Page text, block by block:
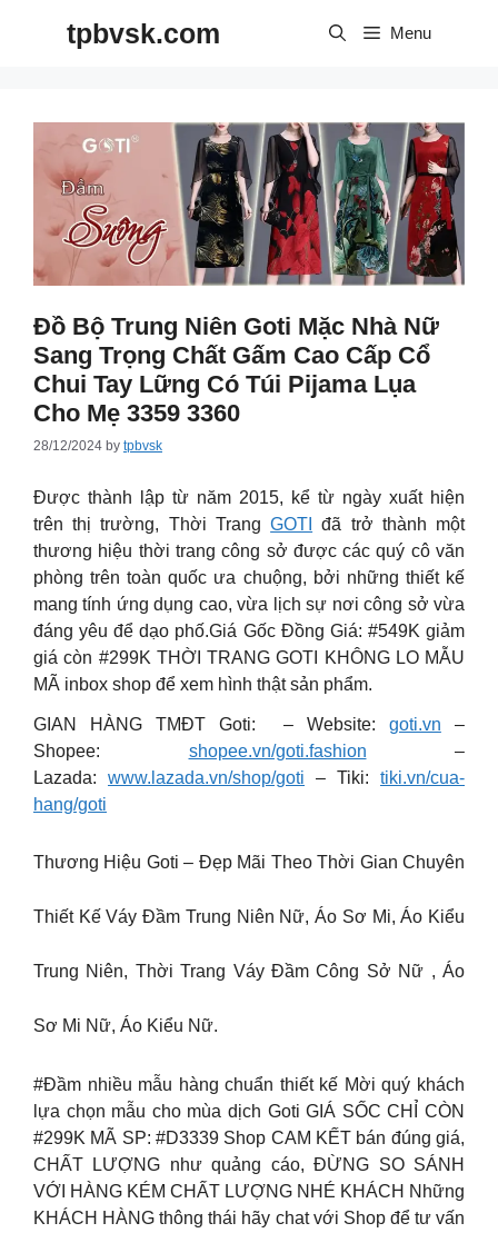
tpbvsk.com Menu
Đồ Bộ Trung Niên Goti Mặc Nhà Nữ
Sang Trọng Chất Gấm Cao Cấp Cổ
Chui Tay Lững Có Túi Pijama Lụa
Cho Mẹ 3359 3360
28/12/2024 by tpbvsk
Được thành lập từ năm 2015, kể từ ngày xuất hiện
trên thị trường, Thời TrangGOTI
đã trở thành một
thương hiệu thời trang công sở được các quý cô văn
phòng trên toàn quốc ưa chuộng, bởi những thiết kế
mang tính ứng dụng cao, vừa lịch sự nơi công sở vừa
đáng yêu để dạo phố.Giá Gốc Đồng Giá: #549K giảm
giá còn #299K THỜI TRANG GOTI KHÔNG LO MẪU
MÃ inbox shop để xem hình thật sản phẩm.
GIAN HÀNG TMĐT Goti: – Website: goti.vn –
Shopee: shopee.vn/goti.fashion –
Lazada: www.lazada.vn/shop/goti – Tiki: tiki.vn/cua-
hang/goti
Thương Hiệu Goti – Đẹp Mãi Theo Thời Gian Chuyên
Thiết Kế Váy Đầm Trung Niên Nữ, Áo Sơ Mi, Áo Kiểu
Trung Niên, Thời Trang Váy Đầm Công Sở Nữ , Áo
Sơ Mi Nữ, Áo Kiểu Nữ.
#Đầm nhiều mẫu hàng chuẩn thiết kế Mời quý khách
lựa chọn mẫu cho mùa dịch Goti GIÁ SỐC CHỈ CÒN
#299K MÃ SP: #D3339 Shop CAM KẾT bán đúng giá,
CHẤT LƯỢNG như quảng cáo, ĐỪNG SO SÁNH
VỚI HÀNG KÉM CHẤT LƯỢNG NHÉ KHÁCH Những
KHÁCH HÀNG thông thái hãy chat với Shop để tư vấn